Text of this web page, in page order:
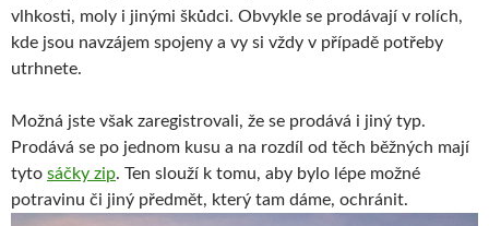
vlhkosti, moly i jinými škůdci. Obvykle se prodávají v rolích,
kde jsou navzájem spojeny a vy si vždy v případě potřeby
utrhnete.
Možná jste však zaregistrovali, že se prodává i jiný typ.
Prodává se po jednom kusu a na rozdíl od těch běžných mají
tyto sáčky zip. Ten slouží k tomu, aby bylo lépe možné
potravinu či jiný předmět, který tam dáme, ochránit.